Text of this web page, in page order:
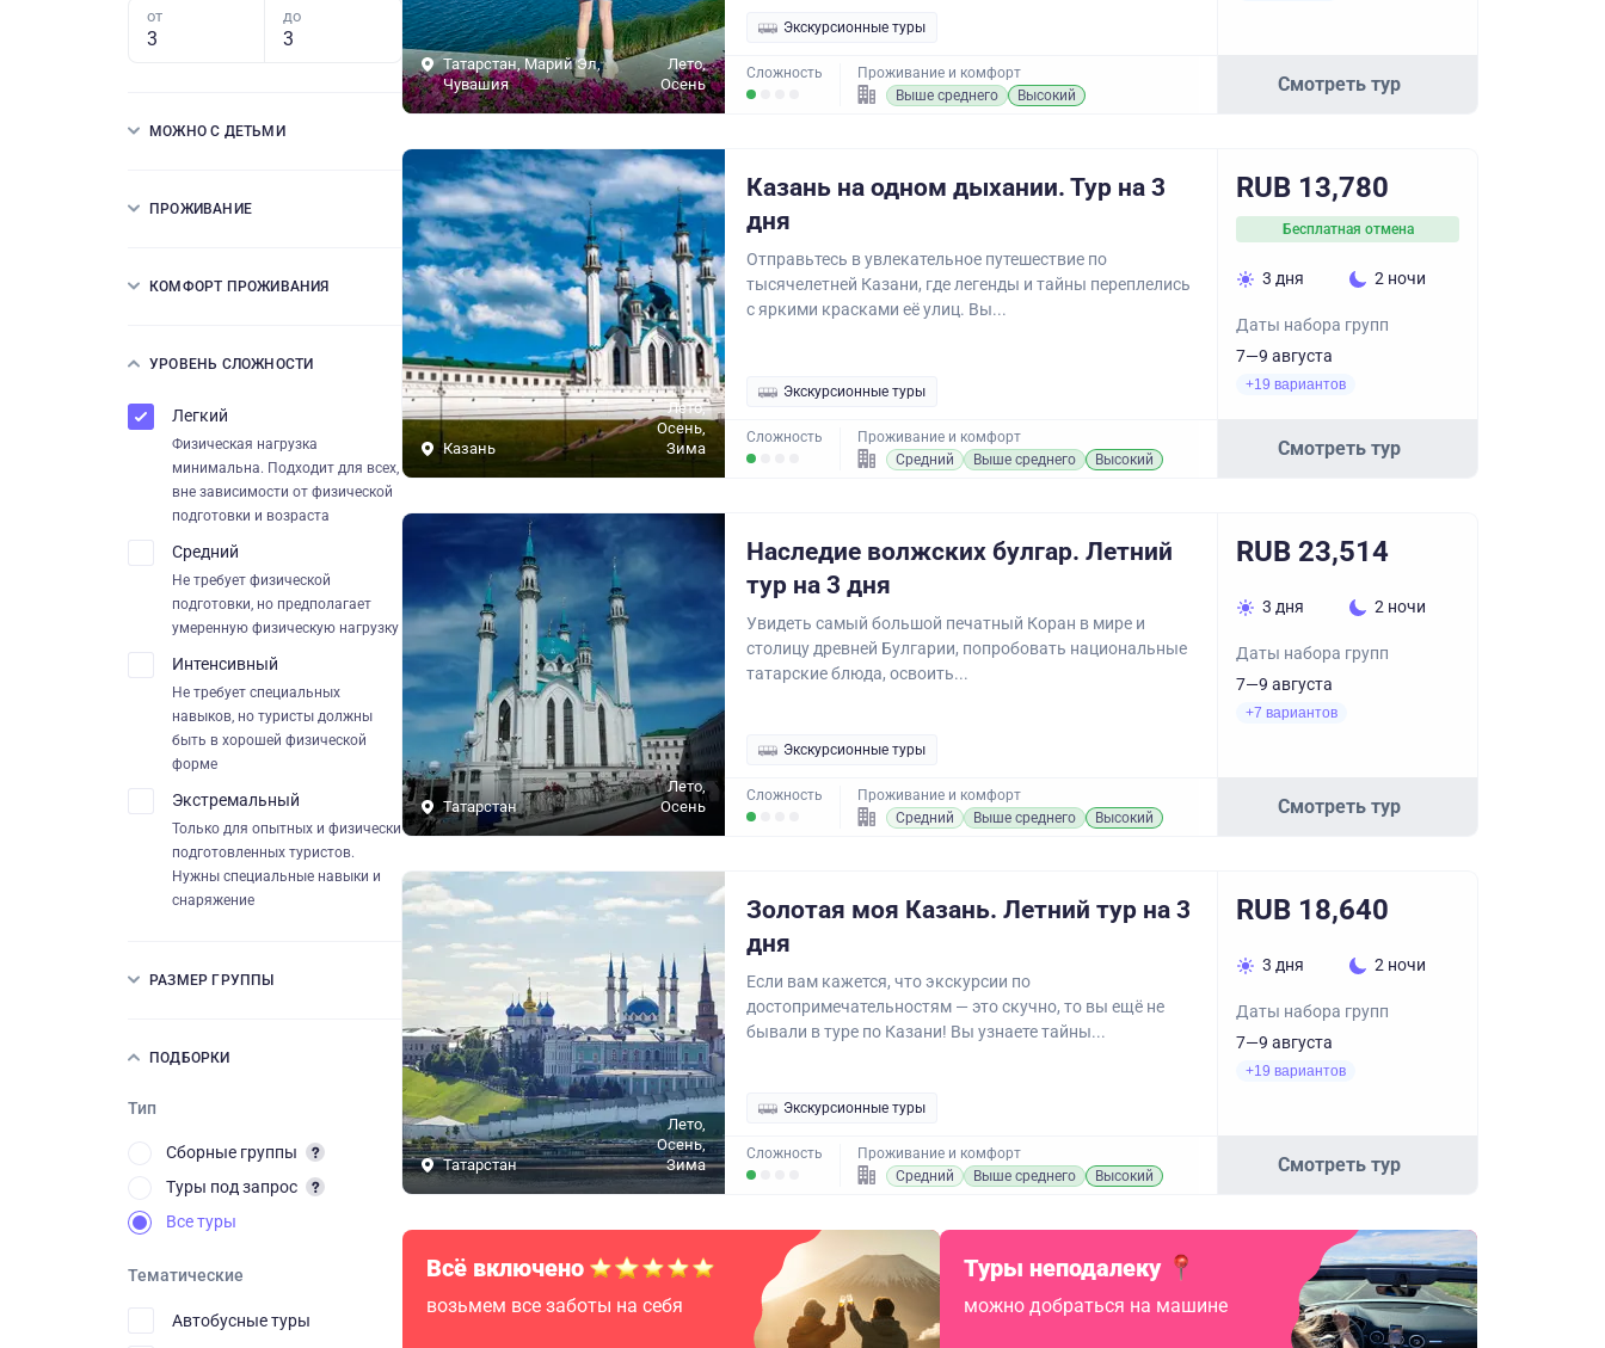
от до
МОЖНО С ДЕТЬМИ
ПРОЖИВАНИЕ
КОМФОРТ ПРОЖИВАНИЯ
УРОВЕНЬ СЛОЖНОСТИ
Легкий
Физическая нагрузка
минимальна. Подходит для всех,
вне зависимости от физической
подготовки и возраста
Средний
Не требует физической
подготовки, но предполагает
умеренную физическую нагрузку
Интенсивный
Не требует специальных
навыков, но туристы должны
быть в хорошей физической
форме
Экстремальный
Только для опытных и физически
подготовленных туристов.
Нужны специальные навыки и
снаряжение
РАЗМЕР ГРУППЫ
ПОДБОРКИ
Тип
Сборные группы
Туры под запрос
Все туры
Тематические
Автобусные туры
Татарстан, Марий Эл,
Чувашия
Лето,
Осень
Экскурсионные туры
Сложность
Проживание и комфорт
Выше среднего
Высокий
Смотреть тур
Казань
Лето,
Осень,
Зима
Казань на одном дыхании. Тур на 3
дня
Отправьтесь в увлекательное путешествие по
тысячелетней Казани, где легенды и тайны переплелись
с яркими красками её улиц. Вы...
Экскурсионные туры
Сложность
Проживание и комфорт
Средний
Выше среднего Высокий
RUB 13,780
Бесплатная отмена
3 дня 2 ночи
Даты набора групп
7—9 августа
+19 вариантов
Смотреть тур
Татарстан
Лето,
Осень
Наследие волжских булгар. Летний
тур на 3 дня
Увидеть самый большой печатный Коран в мире и
столицу древней Булгарии, попробовать национальные
татарские блюда, освоить...
Экскурсионные туры
Сложность
Проживание и комфорт
Средний
Выше среднего Высокий
RUB 23,514
3 дня 2 ночи
Даты набора групп
7—9 августа
+7 вариантов
Смотреть тур
Татарстан
Лето,
Осень,
Зима
Золотая моя Казань. Летний тур на 3
дня
Если вам кажется, что экскурсии по
достопримечательностям — это скучно, то вы ещё не
бывали в туре по Казани! Вы узнаете тайны...
Экскурсионные туры
Сложность
Проживание и комфорт
Средний
Выше среднего Высокий
RUB 18,640
3 дня 2 ночи
Даты набора групп
7—9 августа
+19 вариантов
Смотреть тур
Всё включено
возьмем все заботы на себя
Туры неподалеку
можно добраться на машине